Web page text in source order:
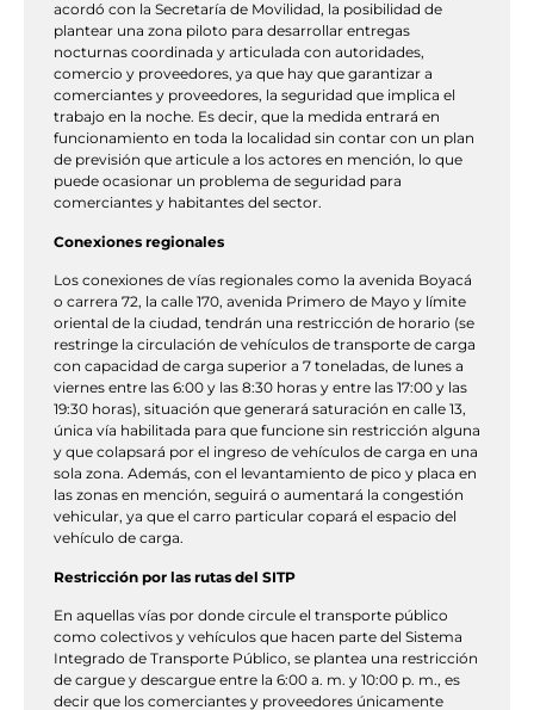
acordó con la Secretaría de Movilidad, la posibilidad de
plantear una zona piloto para desarrollar entregas
nocturnas coordinada y articulada con autoridades,
comercio y proveedores, ya que hay que garantizar a
comerciantes y proveedores, la seguridad que implica el
trabajo en la noche. Es decir, que la medida entrará en
funcionamiento en toda la localidad sin contar con un plan
de previsión que articule a los actores en mención, lo que
puede ocasionar un problema de seguridad para
comerciantes y habitantes del sector.
Conexiones regionales
Los conexiones de vías regionales como la avenida Boyacá
o carrera 72, la calle 170, avenida Primero de Mayo y límite
oriental de la ciudad, tendrán una restricción de horario (se
restringe la circulación de vehículos de transporte de carga
con capacidad de carga superior a 7 toneladas, de lunes a
viernes entre las 6:00 y las 8:30 horas y entre las 17:00 y las
19:30 horas), situación que generará saturación en calle 13,
única vía habilitada para que funcione sin restricción alguna
y que colapsará por el ingreso de vehículos de carga en una
sola zona. Además, con el levantamiento de pico y placa en
las zonas en mención, seguirá o aumentará la congestión
vehicular, ya que el carro particular copará el espacio del
vehículo de carga.
Restricción por las rutas del SITP
En aquellas vías por donde circule el transporte público
como colectivos y vehículos que hacen parte del Sistema
Integrado de Transporte Público, se plantea una restricción
de cargue y descargue entre la 6:00 a. m. y 10:00 p. m., es
decir que los comerciantes y proveedores únicamente